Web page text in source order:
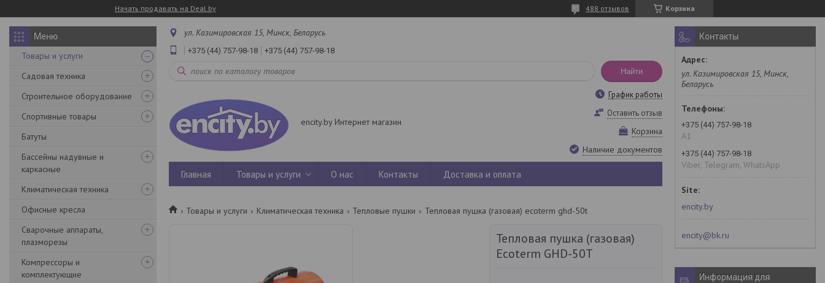
Начать продавать на Deal.by Корзина
488 отзывов
Товары и услуги
Садовая техника
Строительное оборудование
Спортивные товары
Батуты
Бассейны надувные и
каркасные
Климатическая техника
Офисные кресла
Сварочные аппараты,
плазморезы
Компрессоры и
комплектующие
ул. Казимировская 15, Минск, Беларусь
+375 (44) 757-98-18 +375 (44) 757-98-18
Найти
encity.by Интернет магазин
График работы
Оставить отзыв
Корзина
Наличие документов
Главная Товары и услуги О нас Контакты Доставка и оплата
Товары и услуги Климатическая техника Тепловые пушки Тепловая пушка (газовая) ecoterm ghd-50t
Тепловая пушка (газовая)
Ecoterm GHD-50T
Контакты
ул. Казимировская 15, Минск,
Беларусь
+375 (44) 757-98-18
A1
+375 (44) 757-98-18
Viber, Telegram, WhatsApp
encity.by
encity@bk.ru
Информация для